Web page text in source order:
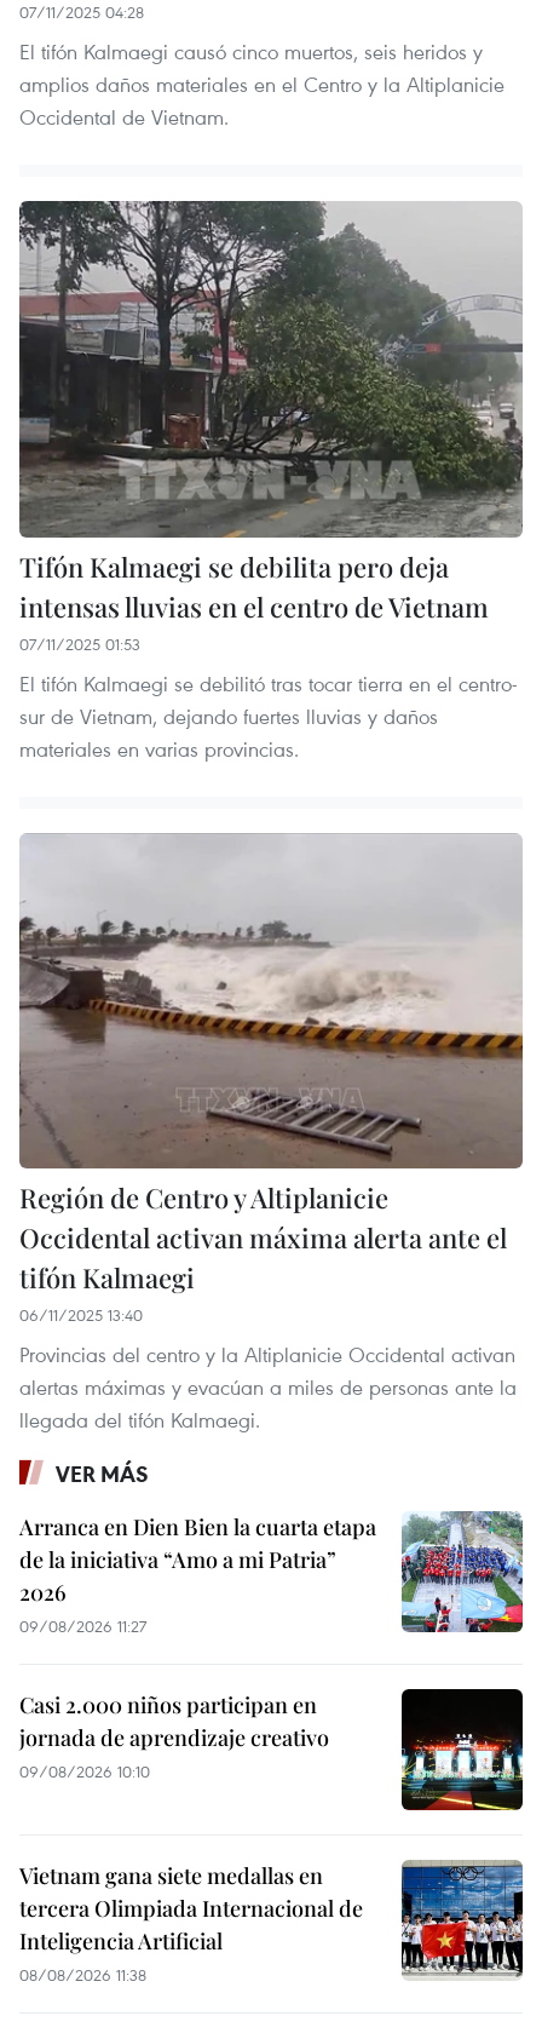
07/11/2025 04:28
El tifón Kalmaegi causó cinco muertos, seis heridos y
amplios daños materiales en el Centro y la Altiplanicie
Occidental de Vietnam.
Tifón Kalmaegi se debilita pero deja
intensas lluvias en el centro de Vietnam
07/11/2025 01:53
El tifón Kalmaegi se debilitó tras tocar tierra en el centro-
sur de Vietnam, dejando fuertes lluvias y daños
materiales en varias provincias.
Región de Centro y Altiplanicie
Occidental activan máxima alerta ante el
tifón Kalmaegi
06/11/2025 13:40
Provincias del centro y la Altiplanicie Occidental activan
alertas máximas y evacúan a miles de personas ante la
llegada del tifón Kalmaegi.
VER MÁS
Arranca en Dien Bien la cuarta etapa
de la iniciativa “Amo a mi Patria”
2026
09/08/2026 11:27
Casi 2.000 niños participan en
jornada de aprendizaje creativo
09/08/2026 10:10
Vietnam gana siete medallas en
tercera Olimpiada Internacional de
Inteligencia Artificial
08/08/2026 11:38